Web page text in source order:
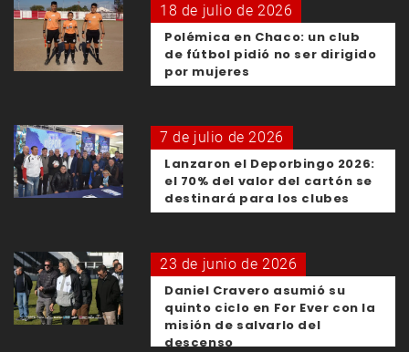
18 de julio de 2026
Polémica en Chaco: un club
de fútbol pidió no ser dirigido
por mujeres
7 de julio de 2026
Lanzaron el Deporbingo 2026:
el 70% del valor del cartón se
destinará para los clubes
23 de junio de 2026
Daniel Cravero asumió su
quinto ciclo en For Ever con la
misión de salvarlo del
descenso